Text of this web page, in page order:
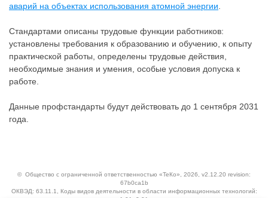
аварий на объектах использования атомной энергии
Стандартами описаны трудовые функции работников:
установлены требования к образованию и обучению, к опыту
практической работы, определены трудовые действия,
необходимые знания и умения, особые условия допуска к
работе.
Данные профстандарты будут действовать до 1 сентября 2031
года.
© Общество с ограниченной ответственностью «ТеКо» , 2026, v2.12.20 revision:
67b0ca1b
ОКВЭД: 63.11.1, Коды видов деятельности в области информационных технологий: